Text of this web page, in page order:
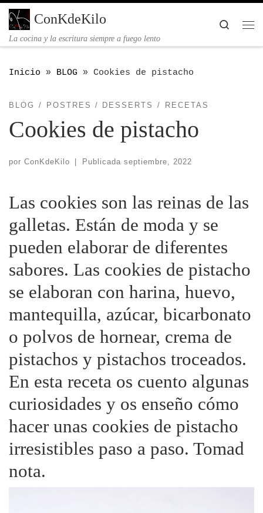
Saltar al contenido
ConKdeKilo
La cocina y la escritura siempre a fuego lento
Inicio » BLOG » Cookies de pistacho
BLOG POSTRES / DESSERTS RECETAS
Cookies de pistacho
por ConKdeKilo Publicada septiembre, 2022
Las cookies son las reinas de las
galletas. Están de moda y se
pueden elaborar de diferentes
sabores. Las cookies de pistacho
se elaboran con harina, huevo,
mantequilla, azúcar, bicarbonato
o polvos de hornear, crema de
pistachos y pistachos troceados.
En esta receta os cuento algunas
curiosidades y os enseño cómo
hacer unas cookies de pistacho
irresistibles paso a paso. Tomad
nota.